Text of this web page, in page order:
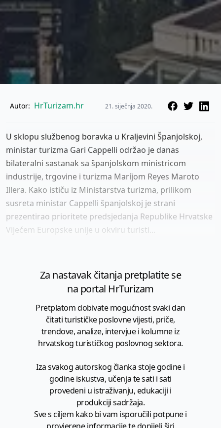
Autor: HrTurizam.hr 21. siječnja 2020.
U sklopu službenog boravka u Kraljevini Španjolskoj,
ministar turizma Gari Cappelli održao je danas
bilateralni sastanak sa španjolskom ministricom
industrije, trgovine i turizma Maríjom Reyes Maroto
Illera. Kako ističu iz Ministarstva turizma, prilikom
susreta ministar Cappelli španjolskoj je strani
prezentirao prioritete predsjedanja Republike Hrvatske
Vijećem Europske unije u okviru turisti...
Za nastavak čitanja pretplatite se
na portal HrTurizam
Pretplatom dobivate mogućnost svaki dan
čitati turističke poslovne vijesti, priče,
trendove, analize, intervjue i kolumne iz
hrvatskog turističkog poslovnog sektora.
Iza svakog autorskog članka stoje godine i
godine iskustva, učenja te sati i sati
provedeni u istraživanju, edukaciji i
produkciji sadržaja.
Sve s ciljem kako bi vam isporučili potpune i